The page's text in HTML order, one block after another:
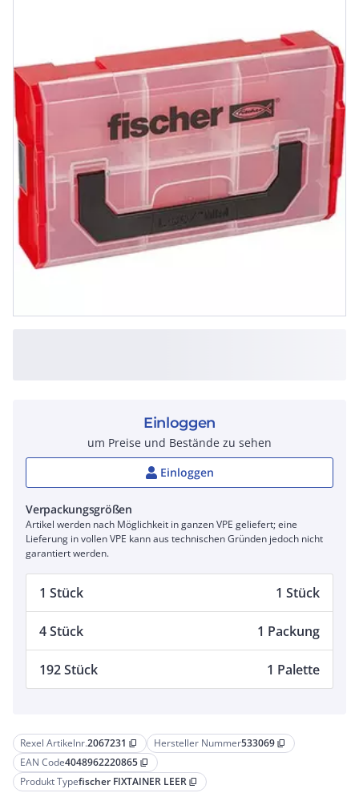
Rexel Artikelnr.2067231 content_copy Hersteller Nummer533069 content_copy
EAN Code4048962220865 content_copy
Produkt Typefischer FIXTAINER LEER content_copy
Einloggen
um Preise und Bestände zu sehen
Einloggen
Verpackungsgrößen
Artikel werden nach Möglichkeit in ganzen VPE geliefert; eine
Lieferung in vollen VPE kann aus technischen Gründen jedoch nicht
garantiert werden.
1 Stück 1 Stück
4 Stück 1 Packung
192 Stück 1 Palette